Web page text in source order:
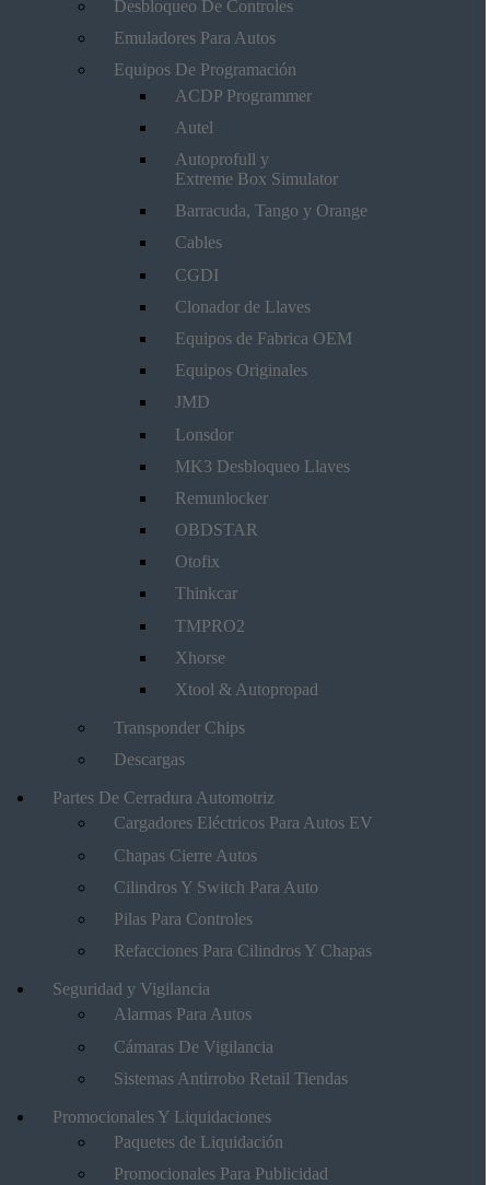
Desbloqueo De Controles
Emuladores Para Autos
Equipos De Programación
ACDP Programmer
Autel
Autoprofull y
Extreme Box Simulator
Barracuda, Tango y Orange
Cables
CGDI
Clonador de Llaves
Equipos de Fabrica OEM
Equipos Originales
JMD
Lonsdor
MK3 Desbloqueo Llaves
Remunlocker
OBDSTAR
Otofix
Thinkcar
TMPRO2
Xhorse
Xtool & Autopropad
Transponder Chips
Descargas
Partes De Cerradura Automotriz
Cargadores Eléctricos Para Autos EV
Chapas Cierre Autos
Cilindros Y Switch Para Auto
Pilas Para Controles
Refacciones Para Cilindros Y Chapas
Seguridad y Vigilancia
Alarmas Para Autos
Cámaras De Vigilancia
Sistemas Antirrobo Retail Tiendas
Promocionales Y Liquidaciones
Paquetes de Liquidación
Promocionales Para Publicidad